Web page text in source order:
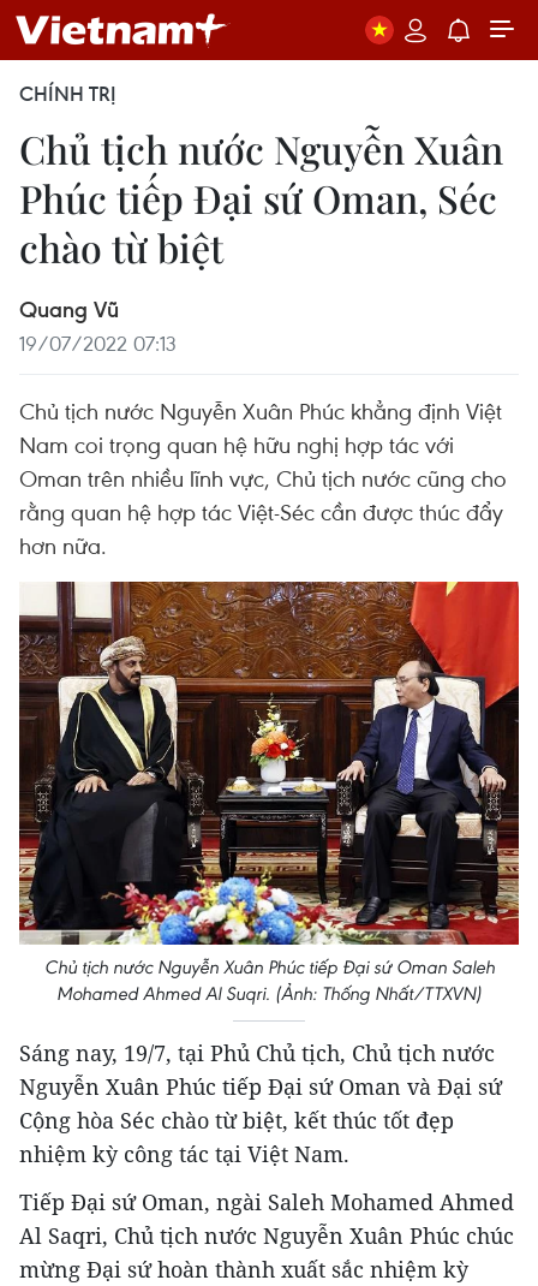
CHÍNH TRỊ
Chủ tịch nước Nguyễn Xuân
Phúc tiếp Đại sứ Oman, Séc
chào từ biệt
Quang Vũ
19/07/2022 07:13
Chủ tịch nước Nguyễn Xuân Phúc khẳng định Việt
Nam coi trọng quan hệ hữu nghị hợp tác với
Oman trên nhiều lĩnh vực, Chủ tịch nước cũng cho
rằng quan hệ hợp tác Việt-Séc cần được thúc đẩy
hơn nữa.
Chủ tịch nước Nguyễn Xuân Phúc tiếp Đại sứ Oman Saleh
Mohamed Ahmed Al Suqri. (Ảnh: Thống Nhất/TTXVN)
Sáng nay, 19/7, tại Phủ Chủ tịch, Chủ tịch nước
Nguyễn Xuân Phúc tiếp Đại sứ Oman và Đại sứ
Cộng hòa Séc chào từ biệt, kết thúc tốt đẹp
nhiệm kỳ công tác tại Việt Nam.
Tiếp Đại sứ Oman, ngài Saleh Mohamed Ahmed
Al Saqri, Chủ tịch nước Nguyễn Xuân Phúc chúc
mừng Đại sứ hoàn thành xuất sắc nhiệm kỳ